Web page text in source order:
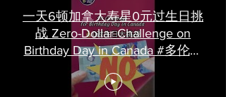
一天6顿加拿大寿星0元过生日挑
战 Zero-Dollar Challenge on
Birthday Day in Canada #多伦多
吃喝玩乐 #多伦多美食
#torontofood